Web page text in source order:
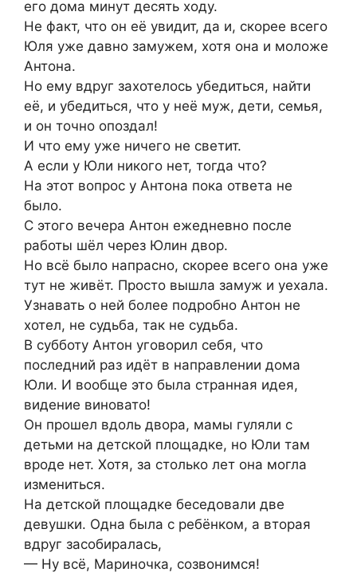
его дома минут десять ходу.
Не факт, что он её увидит, да и, скорее всего
Юля уже давно замужем, хотя она и моложе
Антона.
Но ему вдруг захотелось убедиться, найти
её, и убедиться, что у неё муж, дети, семья,
и он точно опоздал!
И что ему уже ничего не светит.
А если у Юли никого нет, тогда что?
На этот вопрос у Антона пока ответа не
было.
С этого вечера Антон ежедневно после
работы шёл через Юлин двор.
Но всё было напрасно, скорее всего она уже
тут не живёт. Просто вышла замуж и уехала.
Узнавать о ней более подробно Антон не
хотел, не судьба, так не судьба.
В субботу Антон уговорил себя, что
последний раз идёт в направлении дома
Юли. И вообще это была странная идея,
видение виновато!
Он прошел вдоль двора, мамы гуляли с
детьми на детской площадке, но Юли там
вроде нет. Хотя, за столько лет она могла
измениться.
На детской площадке беседовали две
девушки. Одна была с ребёнком, а вторая
вдруг засобиралась,
— Ну всё, Мариночка, созвонимся!